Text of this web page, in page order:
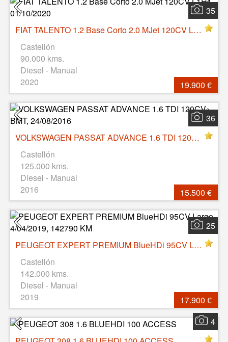
35
FIAT TALENTO 1.2 Base Corto 2.0 MJet 120CV L1H1, 01/10/2020
Castellón
90.000 kms.
Diesel - Manual
2020
19.900 €
36
VOLKSWAGEN PASSAT ADVANCE 1.6 TDI 120CV BMT, 24/08/2016
Castellón
125.000 kms.
Diesel - Manual
2016
15.500 €
25
PEUGEOT EXPERT PREMIUM BlueHDi 95CV Largo, 4/04/2019, 142790 KM
Castellón
142.000 kms.
Diesel - Manual
2019
17.900 €
4